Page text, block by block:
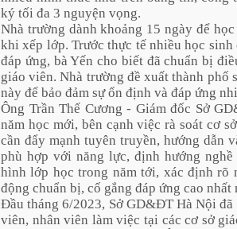
ký tối đa 3 nguyện vọng.
Nhà trường dành khoảng 15 ngày để
khi xếp lớp. Trước thực tế nhiều học
đáp ứng, bà Yến cho biết đã chuẩn bị
giáo viên. Nhà trường đề xuất thành phố
này để bảo đảm sự ổn định và đáp ứng
Ông Trần Thế Cương - Giám đốc Sở
năm học mới, bên cạnh việc rà soát cơ
cần đẩy mạnh tuyên truyền, hướng dẫn
phù hợp với năng lực, định hướng
hình lớp học trong năm tới, xác định rõ
động chuẩn bị, cố gắng đáp ứng cao
Đầu tháng 6/2023, Sở GD&ĐT Hà Nội
viên, nhân viên làm việc tại các cơ sở